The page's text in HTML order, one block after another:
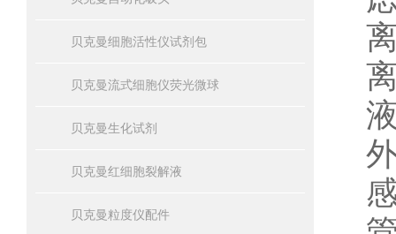
贝克曼细胞活性仪试剂包
贝克曼流式细胞仪荧光微球
贝克曼生化试剂
贝克曼红细胞裂解液
贝克曼粒度仪配件